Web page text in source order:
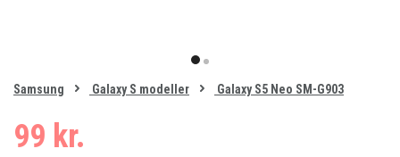
item
0
of
Samsung Galaxy S modeller Galaxy S5 Neo SM-G903
99 kr.